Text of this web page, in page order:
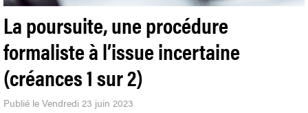
La poursuite, une procédure
formaliste à l’issue incertaine
(créances 1 sur 2)
Publié le Vendredi 23 juin 2023